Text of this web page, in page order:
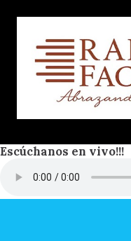
Ir al
Escúchanos en vivo!!!